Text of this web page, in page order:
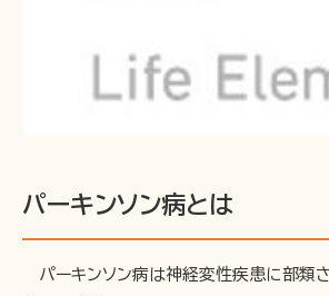
パーキンソン病とは
パーキンソン病は神経変性疾患に部類